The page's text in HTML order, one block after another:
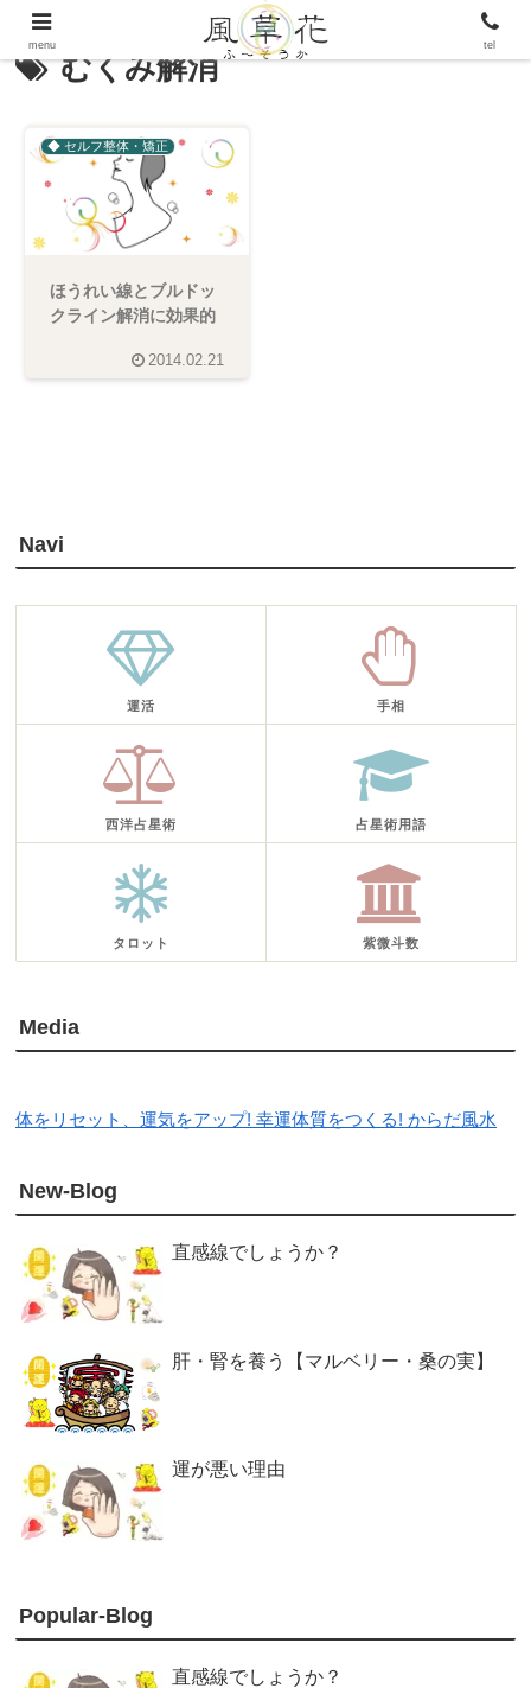
むくみ解消
◆ セルフ整体・矯正
ほうれい線とブルドッ
クライン解消に効果的
2014.02.21
Navi
運活 手相
西洋占星術 占星術用語
タロット 紫微斗数
Media
体をリセット、運気をアップ! 幸運体質をつくる! からだ風水
New-Blog
直感線でしょうか？
肝・腎を養う【マルベリー・桑の実】
運が悪い理由
Popular-Blog
直感線でしょうか？
menu tel